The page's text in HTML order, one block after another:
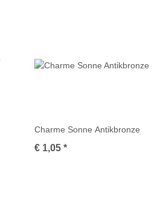
Charme Sonne Antikbronze
€ 1,05 *